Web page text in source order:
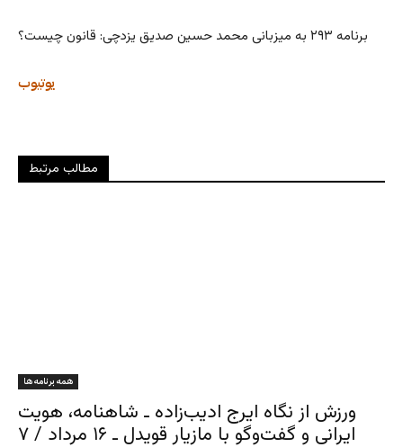
برنامه ۲۹۳ به میزبانی محمد حسین صدیق یزدچی: قانون چیست؟
یوتیوب
مطالب مرتبط
همه برنامه ها
ورزش از نگاه ایرج ادیب‌زاده ـ شاهنامه، هویت
ایرانی و گفت‌وگو با مازیار قویدل ـ ۱۶ مرداد / ۷